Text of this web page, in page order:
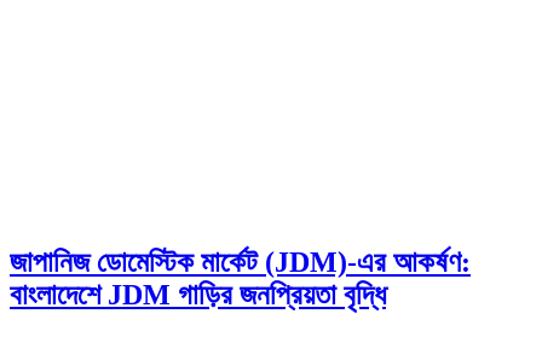
জাপানিজ ডোমেস্টিক মার্কেট (JDM)-এর আকর্ষণ:
বাংলাদেশে JDM গাড়ির জনপ্রিয়তা বৃদ্ধি